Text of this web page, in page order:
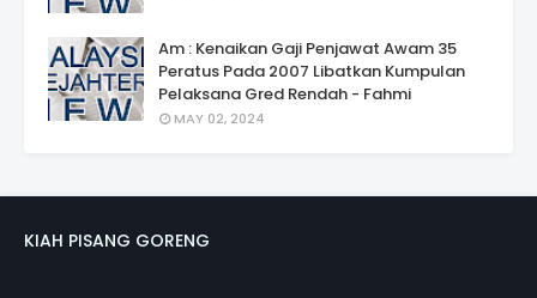
Am : Kenaikan Gaji Penjawat Awam 35
Peratus Pada 2007 Libatkan Kumpulan
Pelaksana Gred Rendah - Fahmi
MAY 02, 2024
KIAH PISANG GORENG